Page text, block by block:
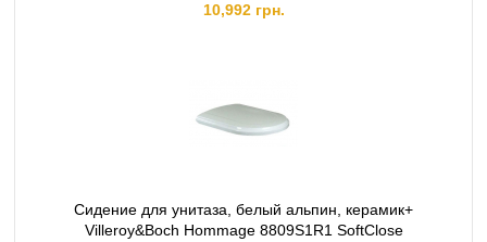
10,992 грн.
Сидение для унитаза, белый альпин, керамик+
Villeroy&Boch Hommage 8809S1R1 SoftClose